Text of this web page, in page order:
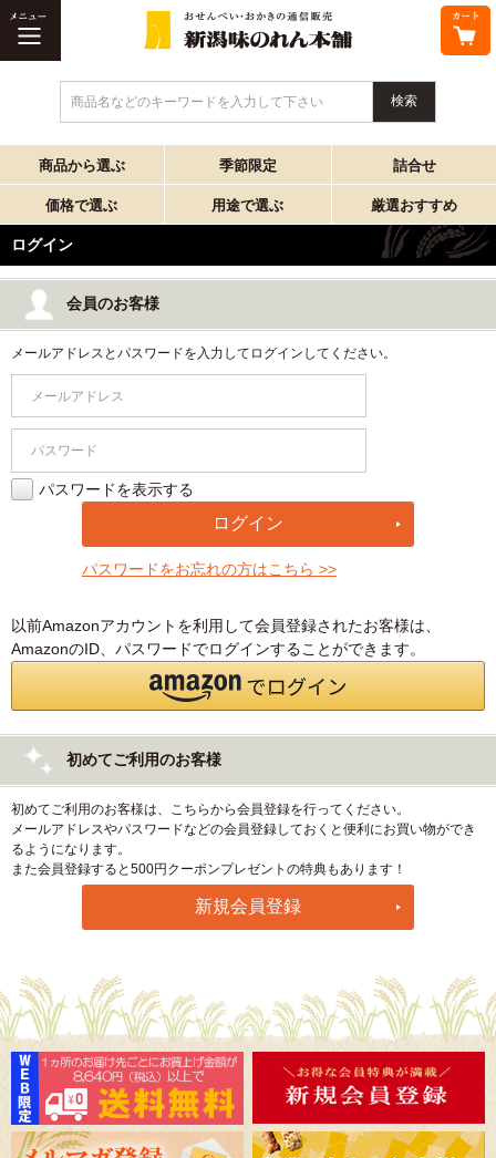
商品名などのキーワードを入力して下さい
商品から選ぶ 季節限定 詰合せ
価格で選ぶ 用途で選ぶ 厳選おすすめ
ログイン
会員のお客様
メールアドレスとパスワードを入力してログインしてください。
パスワードを表示する
パスワードをお忘れの方はこちら >>
以前Amazonアカウントを利用して会員登録されたお客様は、
AmazonのID、パスワードでログインすることができます。
初めてご利用のお客様
初めてご利用のお客様は、こちらから会員登録を行ってください。
メールアドレスやパスワードなどの会員登録しておくと便利にお買い物ができ
るようになります。
また会員登録すると500円クーポンプレゼントの特典もあります！